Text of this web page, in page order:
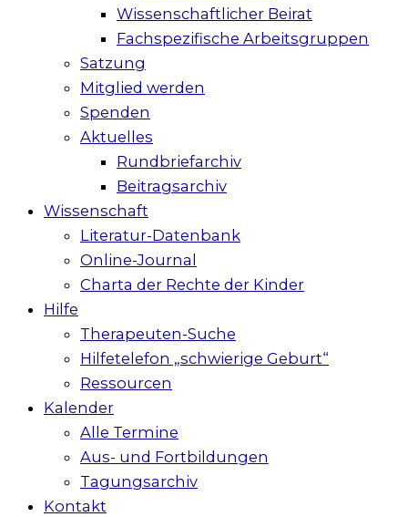
Wissenschaftlicher Beirat
Fachspezifische Arbeitsgruppen
Satzung
Mitglied werden
Spenden
Aktuelles
Rundbriefarchiv
Beitragsarchiv
Wissenschaft
Literatur-Datenbank
Online-Journal
Charta der Rechte der Kinder
Hilfe
Therapeuten-Suche
Hilfetelefon „schwierige Geburt“
Ressourcen
Kalender
Alle Termine
Aus- und Fortbildungen
Tagungsarchiv
Kontakt